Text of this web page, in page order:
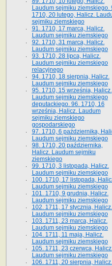
Laudum sejmiku ziemskiego.
1710, 20 lutego, Halicz.
sejmiku ziemskiego
91. 1710, 17 marca, Halicz.
Laudum sejmiku ziemskiego
92. 1710, 31 marca, Halicz.
Laudum sejmiku ziemskiego
93. 1710, 28 lipca, Halicz.
Laudum sejmiku ziemskiego
relacyjnego
94. 1710, 18 sierpnia, Halicz.
Laudum sejmiku ziemskiego
95. 1710, 15 września, Halicz.
Laudum sejmiku ziemskiego
deputackiego. 96. 1710, 16
września, Halicz. Laudum
sejmiku ziemskiego
gospodarskiego
97. 1710, 6 października,
Laudum sejmiku ziemskiego
98. 1710, 20 października,
Halicz. Laudum sejmiku
ziemskiego
99. 1710, 3 listopada, Halicz.
Laudum sejmiku ziemskiego
100. 1710, 17 listopada,
Laudum sejmiku ziemskiego
101. 1710, 9 grudnia, Halicz.
Laudum sejmiku ziemskiego
102. 1711, 17 stycznia, Halicz.
Laudum sejmiku ziemskiego
103. 1711, 23 marca, Halicz.
Laudum sejmiku ziemskiego
104. 1711, 11 maja, Halicz.
Laudum sejmiku ziemskiego
105. 1711, 23 czerwca,
Laudum sejmiku ziemskiego
106. 1711, 20 sierpnia, Halicz.